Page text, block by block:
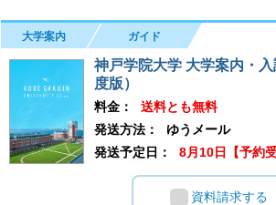
大学案内 ガイド
神戸学院大学 大学案内・
度版）
料金：
送料とも無料
発送方法：
ゆうメール
発送予定日：
8月10日【予約受
資料請求する